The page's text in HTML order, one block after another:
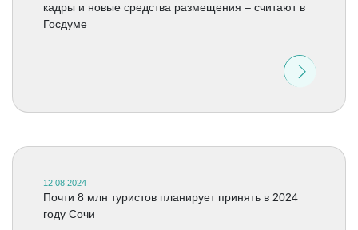
кадры и новые средства размещения – считают в
Госдуме
12.08.2024
Почти 8 млн туристов планирует принять в 2024
году Сочи